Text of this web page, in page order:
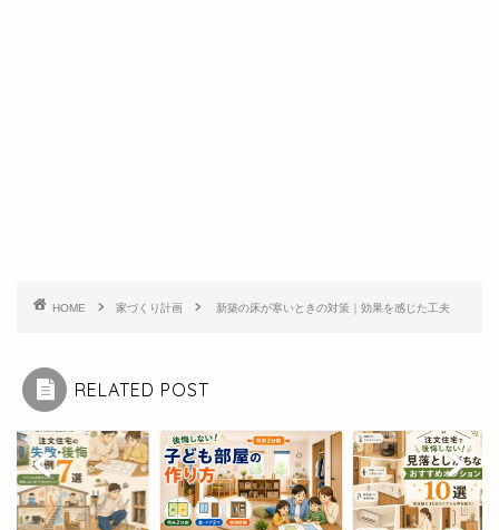
HOME 家づくり計画 新築の床が寒いときの対策｜効果を感じた工夫
RELATED POST